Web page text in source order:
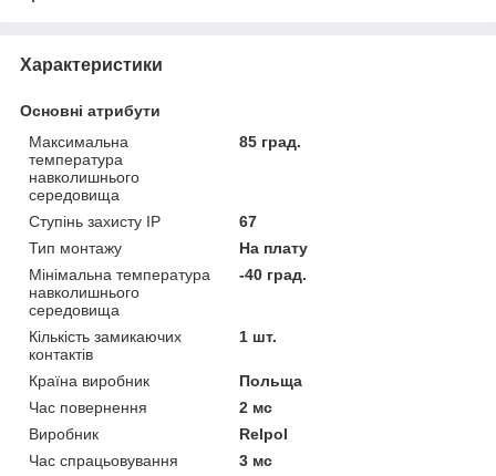
Характеристики
Основні атрибути
Максимальна
температура
навколишнього
середовища
85 град.
Ступінь захисту IP
67
Тип монтажу
На плату
Мінімальна температура
навколишнього
середовища
-40 град.
Кількість замикаючих
контактів
1 шт.
Країна виробник
Польща
Час повернення
2 мс
Виробник
Relpol
Час спрацьовування
3 мс